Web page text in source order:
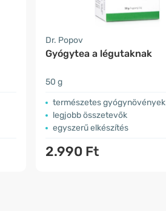
Dr. Popov
Gyógytea a légutaknak
50 g
természetes gyógynövények
legjobb összetevők
egyszerű elkészítés
2.990 Ft